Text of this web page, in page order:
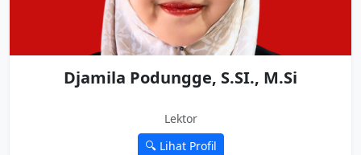
Djamila Podungge, S.SI., M.Si
Lektor
🔍 Lihat Profil